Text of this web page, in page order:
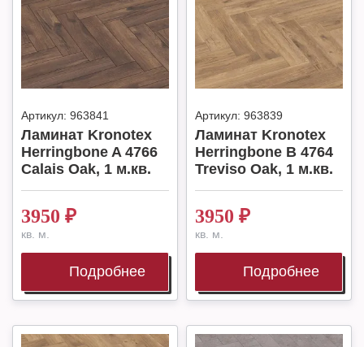
Артикул: 963841
Ламинат Kronotex
Herringbone A 4766
Calais Oak, 1 м.кв.
3950 ₽
кв. м.
Подробнее
Артикул: 963839
Ламинат Kronotex
Herringbone B 4764
Treviso Oak, 1 м.кв.
3950 ₽
кв. м.
Подробнее